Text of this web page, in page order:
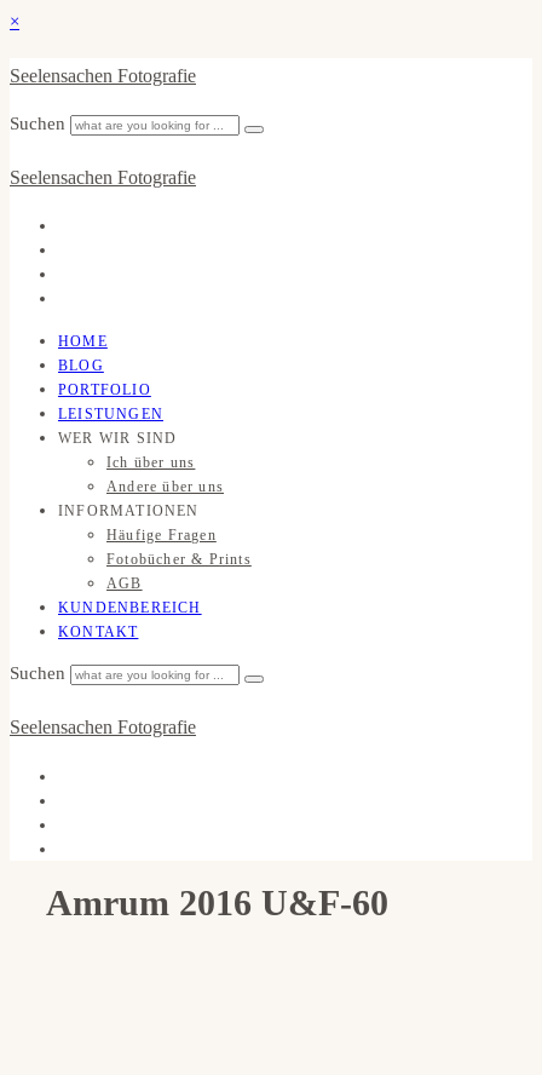
×
Seelensachen Fotografie
Suchen
Seelensachen Fotografie
HOME
BLOG
PORTFOLIO
LEISTUNGEN
WER WIR SIND
Ich über uns
Andere über uns
INFORMATIONEN
Häufige Fragen
Fotobücher & Prints
AGB
KUNDENBEREICH
KONTAKT
Suchen
Seelensachen Fotografie
Amrum 2016 U&F-60